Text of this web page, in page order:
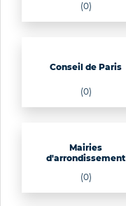
(0)
Conseil de Paris
(0)
Mairies
d'arrondissement
(0)